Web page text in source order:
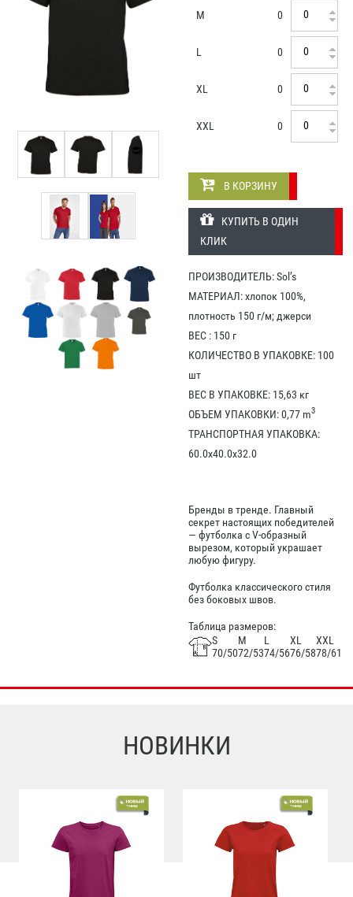
M 0
L 0
XL 0
XXL 0
В КОРЗИНУ
КУПИТЬ В ОДИН
КЛИК
ПРОИЗВОДИТЕЛЬ: Sol’s
МАТЕРИАЛ: хлопок 100%,
плотность 150 г/м; джерси
ВЕС : 150 г
КОЛИЧЕСТВО В УПАКОВКЕ: 100
шт
ВЕС В УПАКОВКЕ: 15,63 кг
ОБЪЕМ УПАКОВКИ: 0,77 m3
ТРАНСПОРТНАЯ УПАКОВКА:
60.0x40.0x32.0
Бренды в тренде. Главный
секрет настоящих победителей
— футболка с V-образный
вырезом, который украшает
любую фигуру.
Футболка классического стиля
без боковых швов.
Таблица размеров:
S
M L XL
XXL
70/5072/5374/5676/5878/61
НОВИНКИ